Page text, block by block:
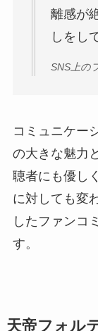
離感が
しをし
SNS上の
コミュニケー
の大きな魅力
聴者にも優し
に対しても変
したファンコ
す。
天帝フォル